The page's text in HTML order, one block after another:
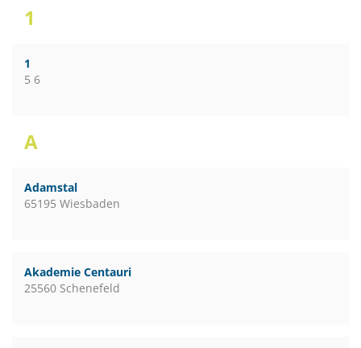
1
1
5 6
A
Adamstal
65195 Wiesbaden
Akademie Centauri
25560 Schenefeld